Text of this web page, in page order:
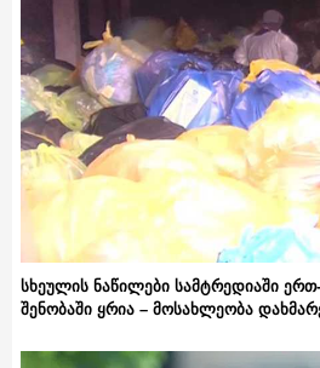
სხეულის ნაწილები სამტრედიაში
შენობაში ყრია – მოსახლეობა